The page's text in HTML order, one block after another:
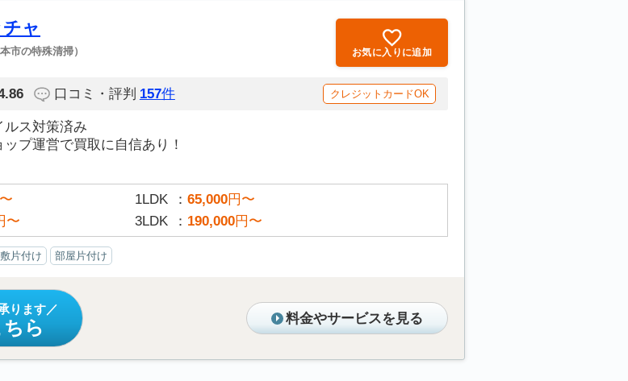
ャ
市の特殊清掃） お気に入りに追加
口コミ・評判 157件 クレジットカードOK
ルス対策済み
プ運営で買取に自信あり！
1LDK 65,000円〜
〜 3LDK 190,000円〜
片付け 部屋片付け
ります
ら 料金やサービスを見る